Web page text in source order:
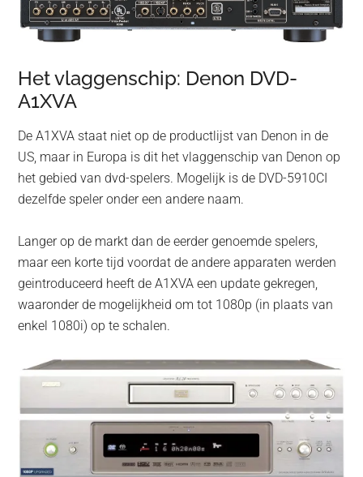
Het vlaggenschip: Denon DVD-
A1XVA
De A1XVA staat niet op de productlijst van Denon in de
US, maar in Europa is dit het vlaggenschip van Denon op
het gebied van dvd-spelers. Mogelijk is de DVD-5910CI
dezelfde speler onder een andere naam.
Langer op de markt dan de eerder genoemde spelers,
maar een korte tijd voordat de andere apparaten werden
geintroduceerd heeft de A1XVA een update gekregen,
waaronder de mogelijkheid om tot 1080p (in plaats van
enkel 1080i) op te schalen.